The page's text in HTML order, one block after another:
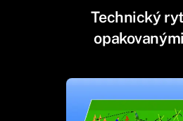
Technický